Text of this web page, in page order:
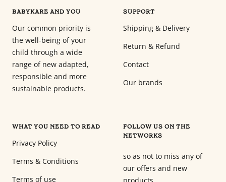
BABYKARE AND YOU
Our common priority is
the well-being of your
child through a wide
range of new adapted,
responsible and more
sustainable products.
SUPPORT
Shipping & Delivery
Return & Refund
Contact
Our brands
WHAT YOU NEED TO READ
Privacy Policy
Terms & Conditions
Terms of use
FOLLOW US ON THE
NETWORKS
so as not to miss any of
our offers and new
products